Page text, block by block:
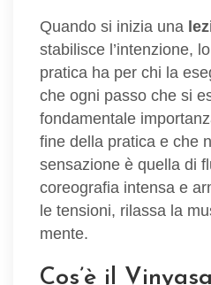
Quando si inizia una
stabilisce l’intenzione,
pratica ha per chi la
che ogni passo che si
fondamentale
fine della pratica e che
sensazione è quella di
coreografia intensa e
le tensioni, rilassa la
mente.
Cos’è il Vinyasa